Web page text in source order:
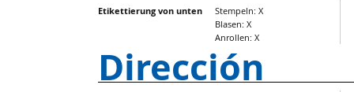
Etikettierung von unten
Stempeln: X
Blasen: X
Anrollen: X
Dirección